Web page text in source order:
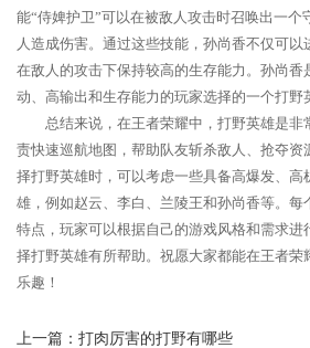
能“侍婢护卫”可以在被敌人攻击时召唤出一个
人造成伤害。通过这些技能，孙尚香不仅可以
在敌人的攻击下保持较高的生存能力。孙尚香
动、高输出和生存能力的玩家选择的一个打野
总结来说，在王者荣耀中，打野英雄是非
责快速巡航地图，帮助队友斩杀敌人、抢夺资
择打野英雄时，可以考虑一些具备高爆发、高
雄，例如赵云、李白、兰陵王和孙尚香等。每
特点，玩家可以根据自己的游戏风格和需求进
择打野英雄有所帮助。祝愿大家都能在王者荣
乐趣！
上一篇： 打肉厉害的打野有哪些